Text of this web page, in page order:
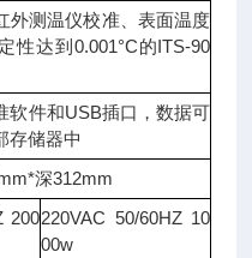
外测温仪校准、表面温度
性达到 0.001°C的ITS-90
软件和USB插口，数据可
存储器中
深312mm
200220VAC 50/60HZ 10
00w